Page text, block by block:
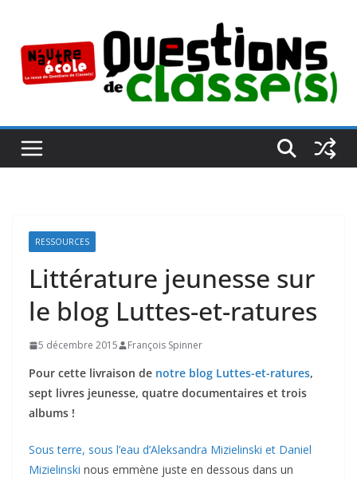
contenu
RESSOURCES
Littérature jeunesse sur
le blog Luttes-et-ratures
5 décembre 2015 François Spinner
Pour cette livraison de notre blog Luttes-et-ratures,
sept livres jeunesse, quatre documentaires et trois
albums !
Sous terre, sous l’eau d’Aleksandra Mizielinski et Daniel
Mizielinski nous emmène juste en dessous dans un